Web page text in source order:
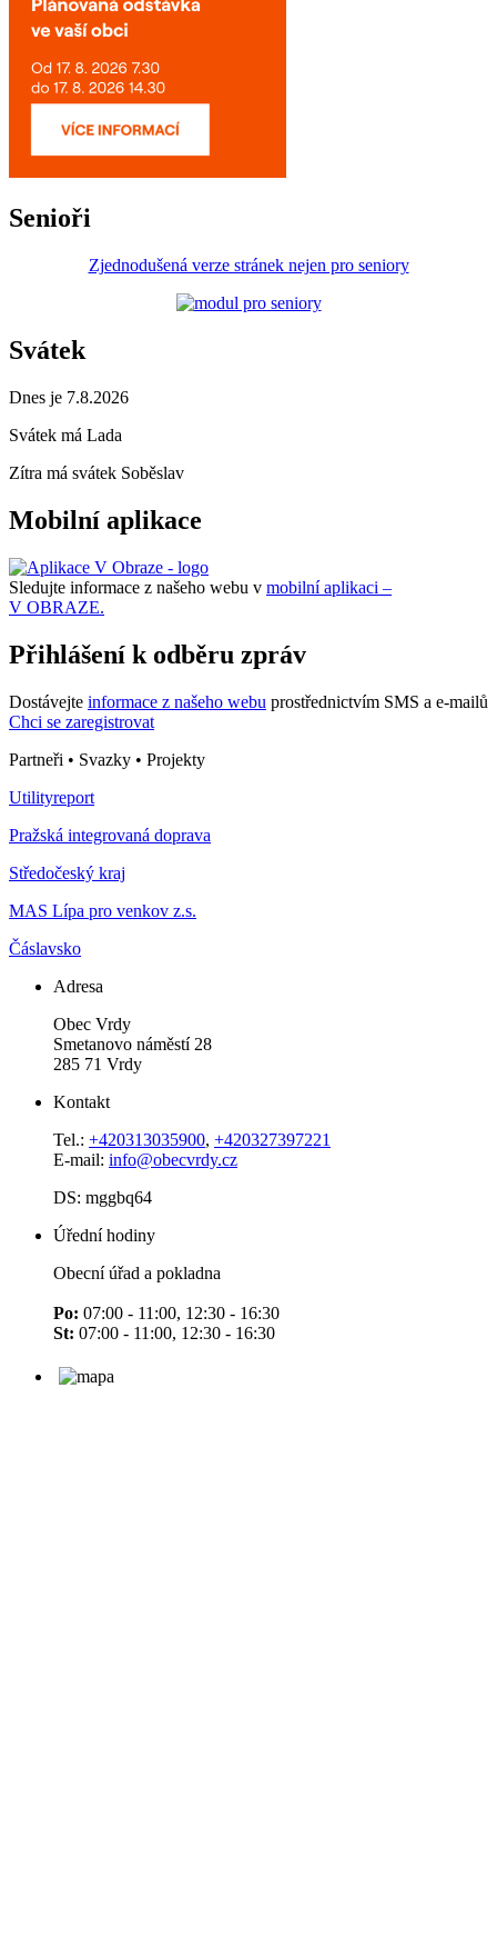
Senioři
Zjednodušená verze stránek nejen pro seniory
Svátek
Dnes je 7.8.2026
Svátek má Lada
Zítra má svátek Soběslav
Mobilní aplikace
Sledujte informace z našeho webu v mobilní aplikaci –
V OBRAZE.
Přihlášení k odběru zpráv
Dostávejte informace z našeho webu prostřednictvím SMS a e-mailů
Chci se zaregistrovat
Partneři • Svazky • Projekty
Utilityreport
Pražská integrovaná doprava
Středočeský kraj
MAS Lípa pro venkov z.s.
Čáslavsko
Adresa
Obec Vrdy
Smetanovo náměstí 28
285 71 Vrdy
Kontakt
Tel.: +420313035900, +420327397221
E-mail: info@obecvrdy.cz
DS: mggbq64
Úřední hodiny
Obecní úřad a pokladna
Po: 07:00 - 11:00, 12:30 - 16:30
St: 07:00 - 11:00, 12:30 - 16:30